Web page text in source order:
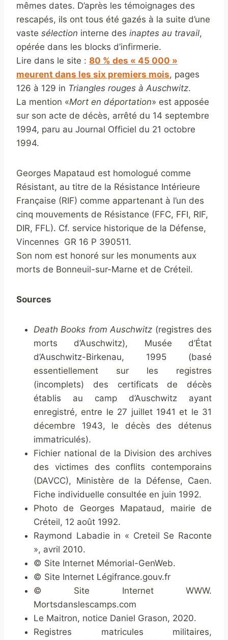
mêmes dates. D’après les témoignages des
rescapés, ils ont tous été gazés à la suite d’une
vaste sélection interne des inaptes au travail,
opérée dans les blocks d’infirmerie.
Lire dans le site : 80 % des « 45 000 »
meurent dans les six premiers mois, pages
126 à 129 in Triangles rouges à Auschwitz.
La mention «Mort en déportation» est apposée
sur son acte de décès, arrêté du 14 septembre
1994, paru au Journal Officiel du 21 octobre
1994.
Georges Mapataud est homologué comme
Résistant, au titre de la Résistance Intérieure
Française (RIF) comme appartenant à l’un des
cinq mouvements de Résistance (FFC, FFI, RIF,
DIR, FFL). Cf. service historique de la Défense,
Vincennes GR 16 P 390511.
Son nom est honoré sur les monuments aux
morts de Bonneuil-sur-Marne et de Créteil.
Sources
Death Books from Auschwitz (registres des
morts d’Auschwitz), Musée d’État
d’Auschwitz-Birkenau, 1995 (basé
essentiellement sur les registres
(incomplets) des certificats de décès
établis au camp d’Auschwitz ayant
enregistré, entre le 27 juillet 1941 et le 31
décembre 1943, le décès des détenus
immatriculés).
Fichier national de la Division des archives
des victimes des conflits contemporains
(DAVCC), Ministère de la Défense, Caen.
Fiche individuelle consultée en juin 1992.
Photo de Georges Mapataud, mairie de
Créteil, 12 août 1992.
Raymond Labadie in « Creteil Se Raconte
», avril 2010.
© Site Internet Mémorial-GenWeb.
© Site Internet Légifrance.gouv.fr
© Site Internet WWW.
Mortsdanslescamps.com
Le Maitron, notice Daniel Grason, 2020.
Registres matricules militaires,